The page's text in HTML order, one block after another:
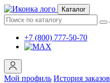
Каталог
+7 (800) 777-50-70
Мой профиль История заказов